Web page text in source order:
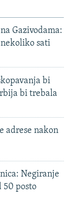
Gazivodama:
sati
bi
bi trebala
adrese nakon
Negiranje
50 posto